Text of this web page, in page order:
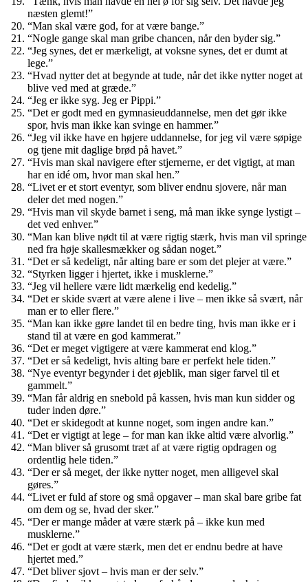
næsten glemt!”
“Man skal være god, for at være bange.”
“Nogle gange skal man gribe chancen, når den byder sig.”
“Jeg synes, det er mærkeligt, at voksne synes, det er dumt at
lege.”
“Hvad nytter det at begynde at tude, når det ikke nytter noget at
blive ved med at græde.”
“Jeg er ikke syg. Jeg er Pippi.”
“Det er godt med en gymnasieuddannelse, men det gør ikke
spor, hvis man ikke kan svinge en hammer.”
“Jeg vil ikke have en højere uddannelse, for jeg vil være søpige
og tjene mit daglige brød på havet.”
“Hvis man skal navigere efter stjernerne, er det vigtigt, at man
har en idé om, hvor man skal hen.”
“Livet er et stort eventyr, som bliver endnu sjovere, når man
deler det med nogen.”
“Hvis man vil skyde barnet i seng, må man ikke synge lystigt –
det ved enhver.”
“Man kan blive nødt til at være rigtig stærk, hvis man vil springe
ned fra høje skallesmækker og sådan noget.”
“Det er så kedeligt, når alting bare er som det plejer at være.”
“Styrken ligger i hjertet, ikke i musklerne.”
“Jeg vil hellere være lidt mærkelig end kedelig.”
“Det er skide svært at være alene i live – men ikke så svært, når
man er to eller flere.”
“Man kan ikke gøre landet til en bedre ting, hvis man ikke er i
stand til at være en god kammerat.”
“Det er meget vigtigere at være kammerat end klog.”
“Det er så kedeligt, hvis alting bare er perfekt hele tiden.”
“Nye eventyr begynder i det øjeblik, man siger farvel til et
gammelt.”
“Man får aldrig en snebold på kassen, hvis man kun sidder og
tuder inden døre.”
“Det er skidegodt at kunne noget, som ingen andre kan.”
“Det er vigtigt at lege – for man kan ikke altid være alvorlig.”
“Man bliver så grusomt træt af at være rigtig opdragen og
ordentlig hele tiden.”
“Der er så meget, der ikke nytter noget, men alligevel skal
gøres.”
“Livet er fuld af store og små opgaver – man skal bare gribe fat
om dem og se, hvad der sker.”
“Der er mange måder at være stærk på – ikke kun med
musklerne.”
“Det er godt at være stærk, men det er endnu bedre at have
hjertet med.”
“Det bliver sjovt – hvis man er der selv.”